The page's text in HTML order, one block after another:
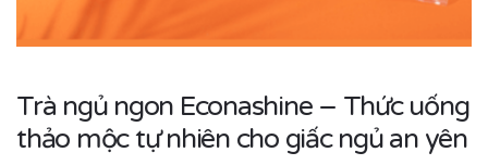
Trà ngủ ngon Econashine – Thức uống
thảo mộc tự nhiên cho giấc ngủ an yên